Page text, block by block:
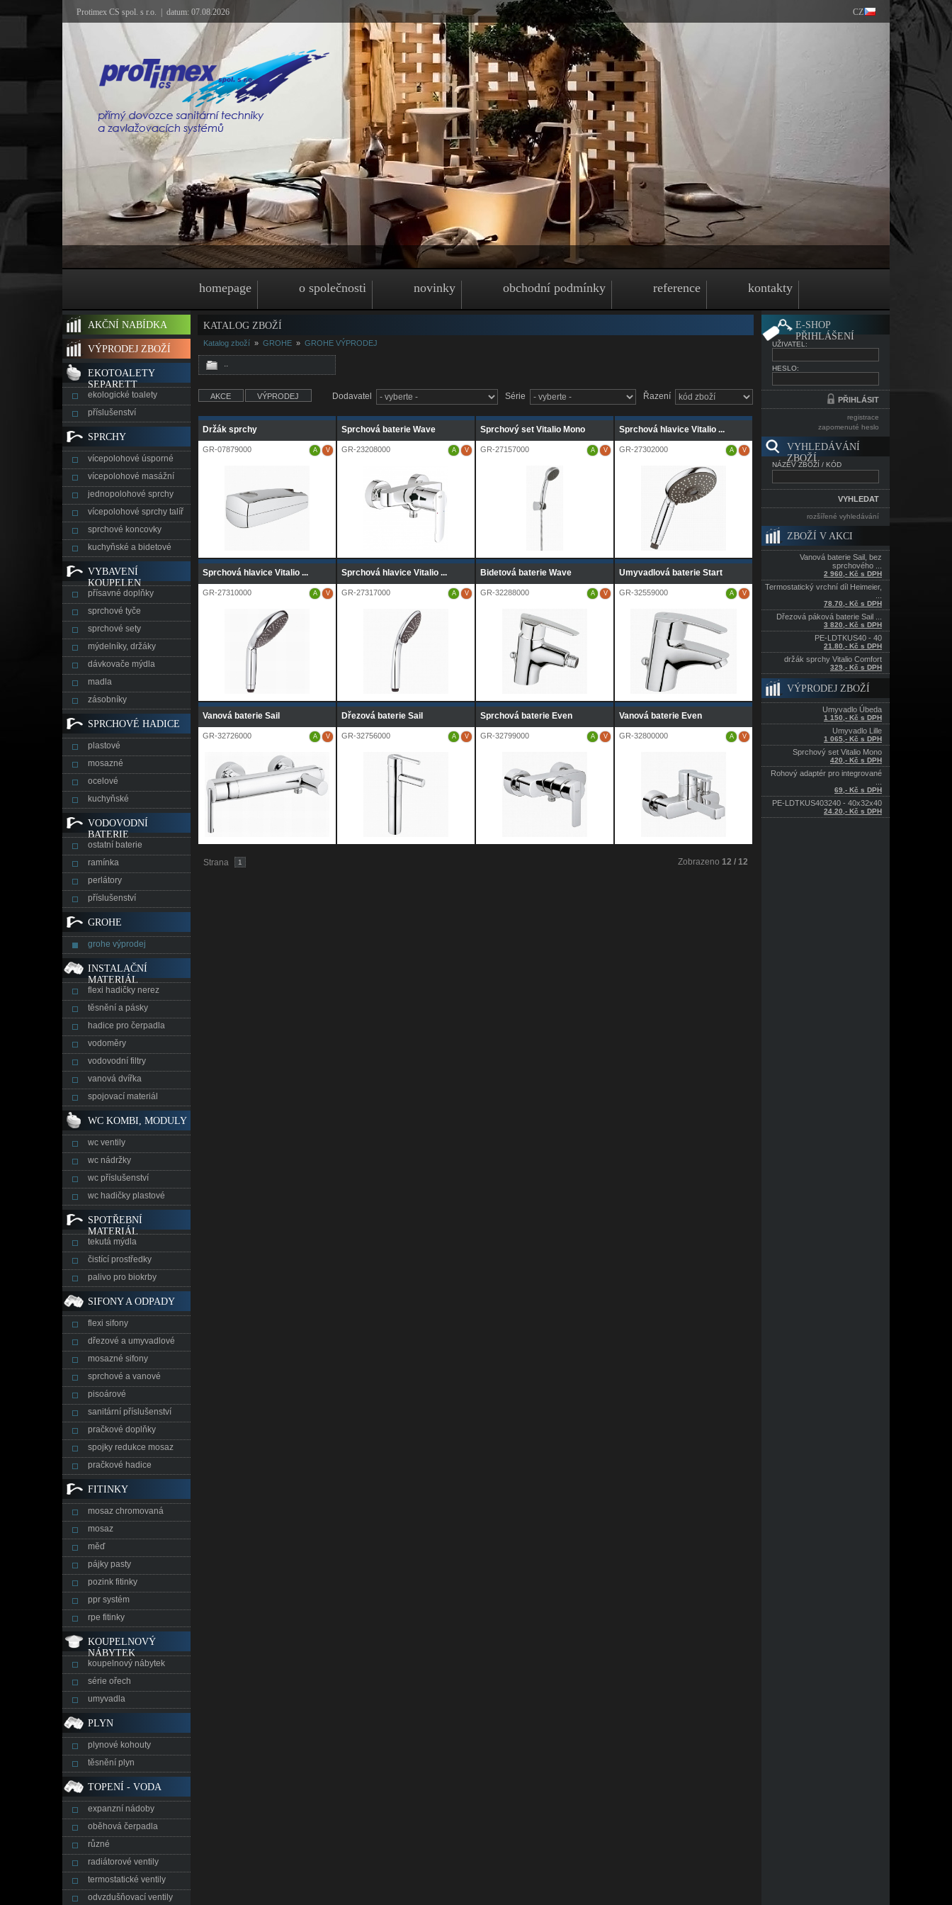
Protimex CS spol. s r.o. | datum: 07.08.2026 CZ
homepage o společnosti novinky obchodní podmínky reference kontakty
AKČNÍ NABÍDKA
VÝPRODEJ ZBOŽÍ
EKOTOALETY
SEPARETT
ekologické toalety
příslušenství
SPRCHY
vícepolohové úsporné
vícepolohové masážní
jednopolohové sprchy
vícepolohové sprchy talíř
sprchové koncovky
kuchyňské a bidetové
VYBAVENÍ
KOUPELEN
přísavné doplňky
sprchové tyče
sprchové sety
mýdelníky, držáky
dávkovače mýdla
madla
zásobníky
SPRCHOVÉ HADICE
plastové
mosazné
ocelové
kuchyňské
VODOVODNÍ
BATERIE
ostatní baterie
ramínka
perlátory
příslušenství
GROHE
grohe výprodej
INSTALAČNÍ
MATERIÁL
flexi hadičky nerez
těsnění a pásky
hadice pro čerpadla
vodoměry
vodovodní filtry
vanová dvířka
spojovací materiál
WC KOMBI, MODULY
wc ventily
wc nádržky
wc příslušenství
wc hadičky plastové
SPOTŘEBNÍ
MATERIÁL
tekutá mýdla
čistící prostředky
palivo pro biokrby
SIFONY A ODPADY
flexi sifony
dřezové a umyvadlové
mosazné sifony
sprchové a vanové
pisoárové
sanitární příslušenství
pračkové doplňky
spojky redukce mosaz
pračkové hadice
FITINKY
mosaz chromovaná
mosaz
měď
pájky pasty
pozink fitinky
ppr systém
rpe fitinky
KOUPELNOVÝ
NÁBYTEK
koupelnový nábytek
série ořech
umyvadla
PLYN
plynové kohouty
těsnění plyn
TOPENÍ - VODA
expanzní nádoby
oběhová čerpadla
různé
radiátorové ventily
termostatické ventily
odvzdušňovací ventily
KATALOG ZBOŽÍ
Katalog zboží » GROHE » GROHE VÝPRODEJ
..
Řazení
Série
Dodavatel
AKCE VÝPRODEJ
Držák sprchy
GR-07879000 A V
Sprchová baterie Wave
GR-23208000 A V
Sprchový set Vitalio Mono
GR-27157000 A V
Sprchová hlavice Vitalio ...
GR-27302000 A V
Sprchová hlavice Vitalio ...
GR-27310000 A V
Sprchová hlavice Vitalio ...
GR-27317000 A V
Bidetová baterie Wave
GR-32288000 A V
Umyvadlová baterie Start
GR-32559000 A V
Vanová baterie Sail
GR-32726000 A V
Dřezová baterie Sail
GR-32756000 A V
Sprchová baterie Even
GR-32799000 A V
Vanová baterie Even
GR-32800000 A V
Zobrazeno 12 / 12
Strana 1
E-SHOP
PŘIHLÁŠENÍ
UŽIVATEL:
HESLO:
registrace
zapomenuté heslo
VYHLEDÁVÁNÍ
ZBOŽÍ
NÁZEV ZBOŽÍ / KÓD
rozšířené vyhledávání
ZBOŽÍ V AKCI
Vanová baterie Sail, bez
sprchového ...
2 960,- Kč s DPH
Termostatický vrchní díl Heimeier,
78.70,- Kč s DPH
Dřezová páková baterie Sail ...
3 820,- Kč s DPH
PE-LDTKUS40 - 40
21.80,- Kč s DPH
držák sprchy Vitalio Comfort
329,- Kč s DPH
VÝPRODEJ ZBOŽÍ
Umyvadlo Úbeda
1 150,- Kč s DPH
Umyvadlo Lille
1 065,- Kč s DPH
Sprchový set Vitalio Mono
420,- Kč s DPH
Rohový adaptér pro integrované
69,- Kč s DPH
PE-LDTKUS403240 - 40x32x40
24.20,- Kč s DPH